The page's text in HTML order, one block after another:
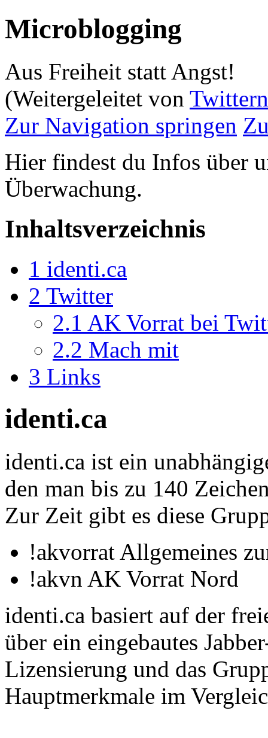
Microblogging
Aus Freiheit statt Angst!
(Weitergeleitet von
Zur Navigation springen
Hier findest du Infos über
Überwachung.
Inhaltsverzeichnis
1 identi.ca
2 Twitter
2.1 AK Vorrat bei
2.2 Mach mit
3 Links
identi.ca
identi.ca ist ein
den man bis zu 140
Zur Zeit gibt es diese
!akvorrat Allgemeines
!akvn AK Vorrat Nord
identi.ca basiert auf der
über ein eingebautes
Lizensierung und das
Hauptmerkmale im